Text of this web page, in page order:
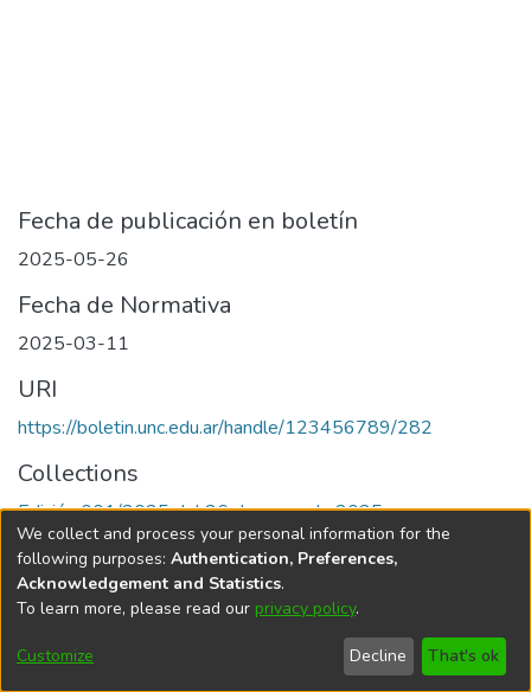
Fecha de publicación en boletín
2025-05-26
Fecha de Normativa
2025-03-11
URI
https://boletin.unc.edu.ar/handle/123456789/282
Collections
Edición 001/2025 del 26 de mayo de 2025
Universidad Nacional de Córdoba
We collect and process your personal information for the
following purposes: Authentication, Preferences,
Acknowledgement and Statistics.
To learn more, please read our privacy policy.
Customize Decline That's ok